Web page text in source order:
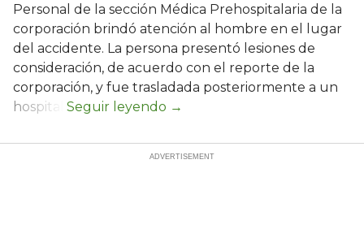
Personal de la sección Médica Prehospitalaria de la
corporación brindó atención al hombre en el lugar
del accidente. La persona presentó lesiones de
consideración, de acuerdo con el reporte de la
corporación, y fue trasladada posteriormente a un
hospital.